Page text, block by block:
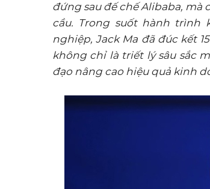
đứng sau đế chế Alibaba,
cầu. Trong suốt hành trình
nghiệp, Jack Ma đã đúc kết
không chỉ là triết lý sâu sắc
đạo nâng cao hiệu quả kinh